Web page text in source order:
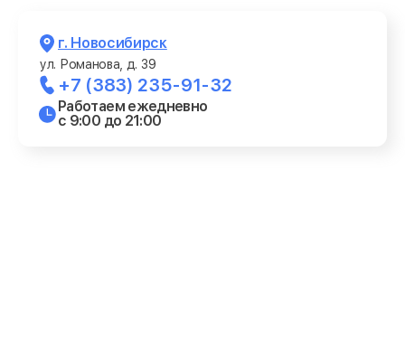
г. Новосибирск
ул. Романова, д. 39
+7 (383) 235-91-32
Работаем ежедневно
с 9:00 до 21:00